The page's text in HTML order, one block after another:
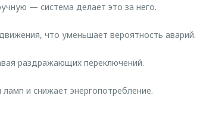
— система делает это за него.
что уменьшает вероятность аварий.
раздражающих переключений.
и снижает энергопотребление.